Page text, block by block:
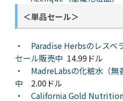
＜単品セール＞
・ Paradise Herbsのレスベ
セール販売中 14.99ドル
・ MadreLabsの化粧水（
中 2.00ドル
・ California Gold